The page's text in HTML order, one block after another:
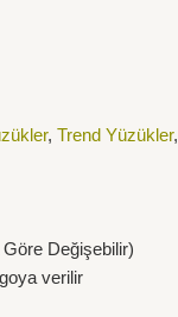
, Trend Yüzükler,
Değişebilir)
verilir